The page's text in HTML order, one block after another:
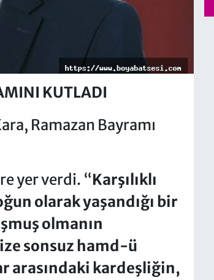
KUTLADI
Ramazan Bayramı
yer verdi. “Karşılıklı
olarak yaşandığı bir
olmanın
sonsuz hamd-ü
arasındaki kardeşliğin,